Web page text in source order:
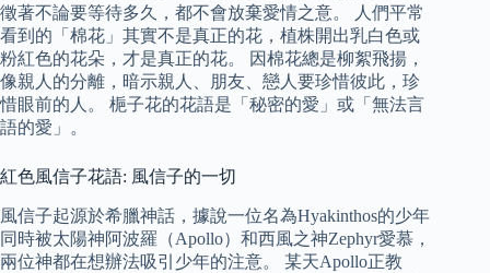
徵著不論要等待多久，都不會放棄愛情之意。 人們平常
看到的「棉花」其實不是真正的花，植株開出乳白色或
粉紅色的花朵，才是真正的花。 因棉花總是柳絮飛揚，
像親人的分離，暗示親人、朋友、戀人要珍惜彼此，珍
惜眼前的人。 梔子花的花語是「秘密的愛」或「無法言
語的愛」。
紅色風信子花語: 風信子的一切
風信子起源於希臘神話，據說一位名為Hyakinthos的少年
同時被太陽神阿波羅（Apollo）和西風之神Zephyr愛慕，
兩位神都在想辦法吸引少年的注意。 某天Apollo正教